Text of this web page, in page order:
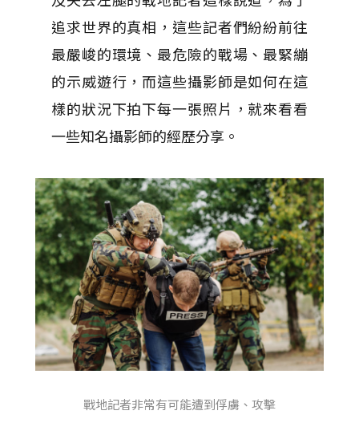
追求世界的真相，這些記者們紛紛前往
最嚴峻的環境、最危險的戰場、最緊繃
的示威遊行，而這些攝影師是如何在這
樣的狀況下拍下每一張照片，就來看看
一些知名攝影師的經歷分享。
戰地記者非常有可能遭到俘虜、攻擊